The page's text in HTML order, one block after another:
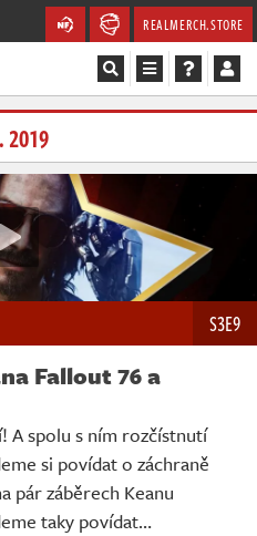
REALMERCH.STORE
2019
S3E9
Fallout 76 a
A spolu s ním rozčístnutí
si povídat o záchraně
pár záběrech Keanu
taky povídat…